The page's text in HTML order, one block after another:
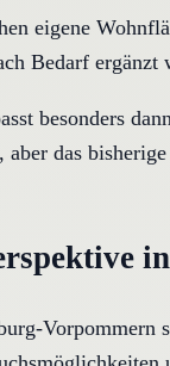
eigene
Bedarf ergänzt
besonders
das
Vorpommern